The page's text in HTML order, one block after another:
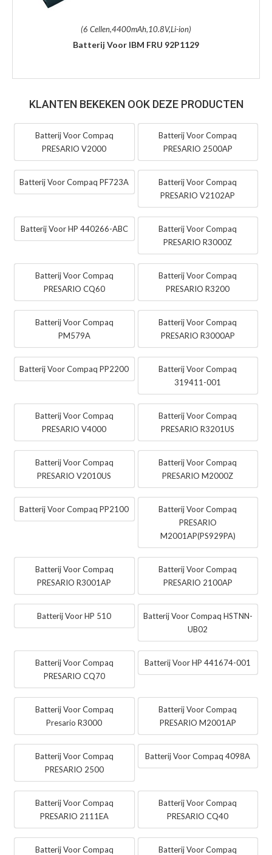
(6 Cellen,4400mAh,10.8V,Li-ion)
Batterij Voor IBM FRU 92P1129
KLANTEN BEKEKEN OOK DEZE PRODUCTEN
Batterij Voor Compaq
PRESARIO V2000
Batterij Voor Compaq
PRESARIO 2500AP
Batterij Voor Compaq PF723A
Batterij Voor Compaq
PRESARIO V2102AP
Batterij Voor HP 440266-ABC
Batterij Voor Compaq
PRESARIO R3000Z
Batterij Voor Compaq
PRESARIO CQ60
Batterij Voor Compaq
PRESARIO R3200
Batterij Voor Compaq
PM579A
Batterij Voor Compaq
PRESARIO R3000AP
Batterij Voor Compaq PP2200
Batterij Voor Compaq
319411-001
Batterij Voor Compaq
PRESARIO V4000
Batterij Voor Compaq
PRESARIO R3201US
Batterij Voor Compaq
PRESARIO V2010US
Batterij Voor Compaq
PRESARIO M2000Z
Batterij Voor Compaq PP2100
Batterij Voor Compaq
PRESARIO
M2001AP(PS929PA)
Batterij Voor Compaq
PRESARIO R3001AP
Batterij Voor Compaq
PRESARIO 2100AP
Batterij Voor HP 510
Batterij Voor Compaq HSTNN-
UB02
Batterij Voor Compaq
PRESARIO CQ70
Batterij Voor HP 441674-001
Batterij Voor Compaq
Presario R3000
Batterij Voor Compaq
PRESARIO M2001AP
Batterij Voor Compaq
PRESARIO 2500
Batterij Voor Compaq 4098A
Batterij Voor Compaq
PRESARIO 2111EA
Batterij Voor Compaq
PRESARIO CQ40
Batterij Voor Compaq
Batterij Voor Compaq